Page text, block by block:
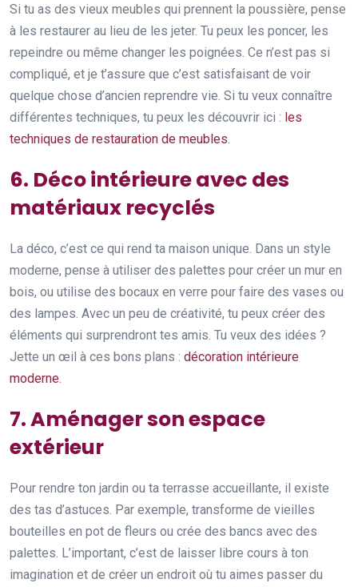
Si tu as des vieux meubles qui prennent la poussière, pense
à les restaurer au lieu de les jeter. Tu peux les poncer, les
repeindre ou même changer les poignées. Ce n’est pas si
compliqué, et je t’assure que c’est satisfaisant de voir
quelque chose d’ancien reprendre vie. Si tu veux connaître
différentes techniques, tu peux les découvrir ici : les
techniques de restauration de meubles.
6. Déco intérieure avec des
matériaux recyclés
La déco, c’est ce qui rend ta maison unique. Dans un style
moderne, pense à utiliser des palettes pour créer un mur en
bois, ou utilise des bocaux en verre pour faire des vases ou
des lampes. Avec un peu de créativité, tu peux créer des
éléments qui surprendront tes amis. Tu veux des idées ?
Jette un œil à ces bons plans : décoration intérieure
moderne.
7. Aménager son espace
extérieur
Pour rendre ton jardin ou ta terrasse accueillante, il existe
des tas d’astuces. Par exemple, transforme de vieilles
bouteilles en pot de fleurs ou crée des bancs avec des
palettes. L’important, c’est de laisser libre cours à ton
imagination et de créer un endroit où tu aimes passer du